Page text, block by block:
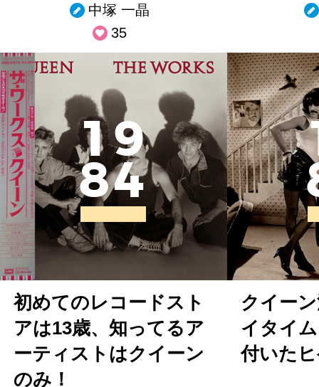
中塚 一晶
35
19
84
初めてのレコードスト
アは13歳、知ってるア
ーティストはクイーン
のみ！
クイー
イタイ
付いた